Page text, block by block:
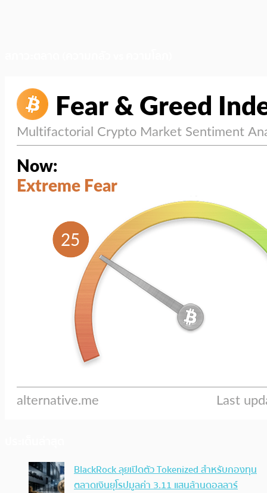
BlackRock ลุยเปิดตัว Tokenized สำหรับกองทุน
ตลาดเงินยุโรปมูลค่า 3.11 แสนล้านดอลลาร์